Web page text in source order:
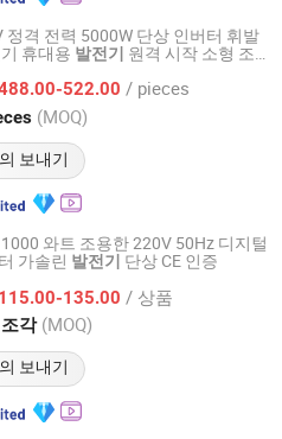
정격 전력 5000W 단상 인버터 휘발
휴대용 발전기
원격 시작 소형 조용
522.00 / pieces
(MOQ)
보내기
Equipment Co.,
이후 2025
1000 와트 조용한 220V 50Hz 디지털
가솔린 발전기
단상 CE 인증
135.00 / 상품
각 (MOQ)
보내기
Co., Ltd
후 2025